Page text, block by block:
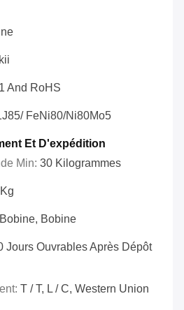
And RoHS
FeNi80/Ni80Mo5
Et D'expédition
Min: 30 Kilogrammes
Bobine, Bobine
Jours Ouvrables Après Dépôt
T / T, L / C, Western Union